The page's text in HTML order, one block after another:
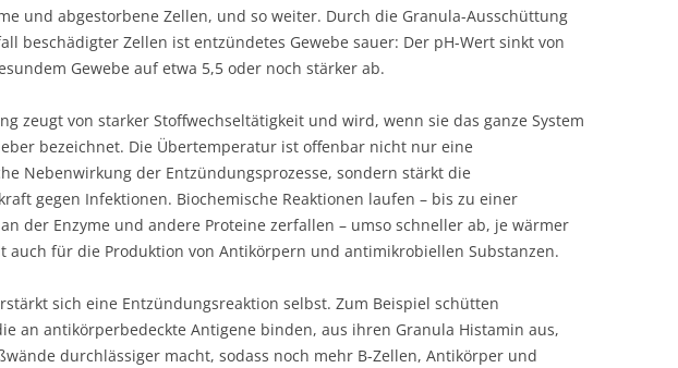
und abgestorbene Zellen, und so weiter. Durch die Granula-Ausschüttung
beschädigter Zellen ist entzündetes Gewebe sauer: Der pH-Wert sinkt von
Gewebe auf etwa 5,5 oder noch stärker ab.
zeugt von starker Stoffwechseltätigkeit und wird, wenn sie das ganze System
bezeichnet. Die Übertemperatur ist offenbar nicht nur eine
Nebenwirkung der Entzündungsprozesse, sondern stärkt die
gegen Infektionen. Biochemische Reaktionen laufen – bis zu einer
der Enzyme und andere Proteine zerfallen – umso schneller ab, je wärmer
auch für die Produktion von Antikörpern und antimikrobiellen Substanzen.
sich eine Entzündungsreaktion selbst. Zum Beispiel schütten
an antikörperbedeckte Antigene binden, aus ihren Granula Histamin aus,
durchlässiger macht, sodass noch mehr B-Zellen, Antikörper und